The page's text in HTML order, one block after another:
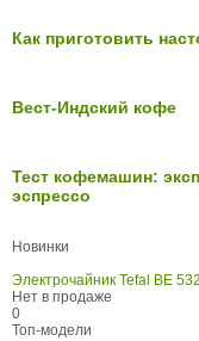
Как приготовить
Вест-Индский кофе
Тест кофемашин:
эспрессо
Новинки
Электрочайник Tefal BE
Нет в продаже
0
Топ-модели